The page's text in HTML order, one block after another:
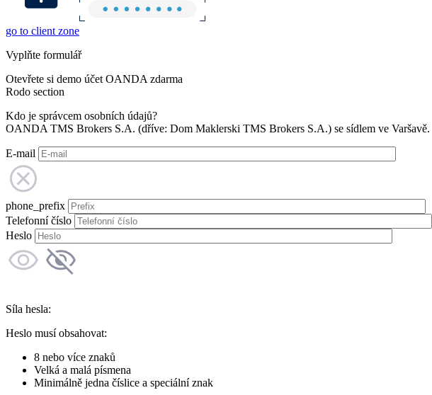
go to client zone
Vyplňte formulář
Otevřete si demo účet OANDA zdarma
Rodo section
Kdo je správcem osobních údajů?
OANDA TMS Brokers S.A. (dříve: Dom Maklerski TMS Brokers S.A.) se sídlem ve Varšavě.
E-mail
phone_prefix
Telefonní číslo
Heslo
Síla hesla:
Heslo musí obsahovat:
8 nebo více znaků
Velká a malá písmena
Minimálně jedna číslice a speciální znak